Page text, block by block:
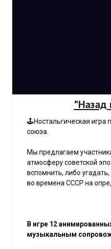
"Назад
🕹Ностальгическая игра
союза.
Мы предлагаем
атмосферу советской
вспомнить, либо
во времена СССР на
В игре 12
музыкальным